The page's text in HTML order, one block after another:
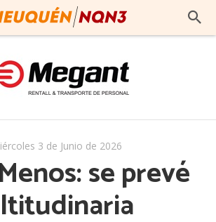
3 de Junio de 2026
se prevé